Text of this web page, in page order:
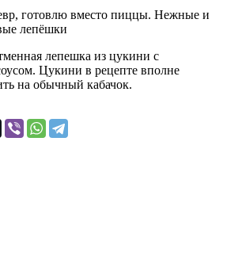
лепешка из цукини с
Цукини в рецепте вполне
на обычный кабачок.